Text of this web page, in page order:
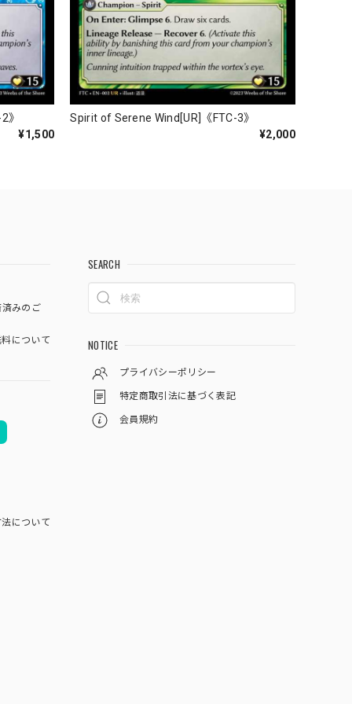
》
¥1,500
Spirit of Serene Wind[UR]《FTC-3》
¥2,000
みのご
について
について
SEARCH
NOTICE
プライバシーポリシー
特定商取引法に基づく表記
会員規約